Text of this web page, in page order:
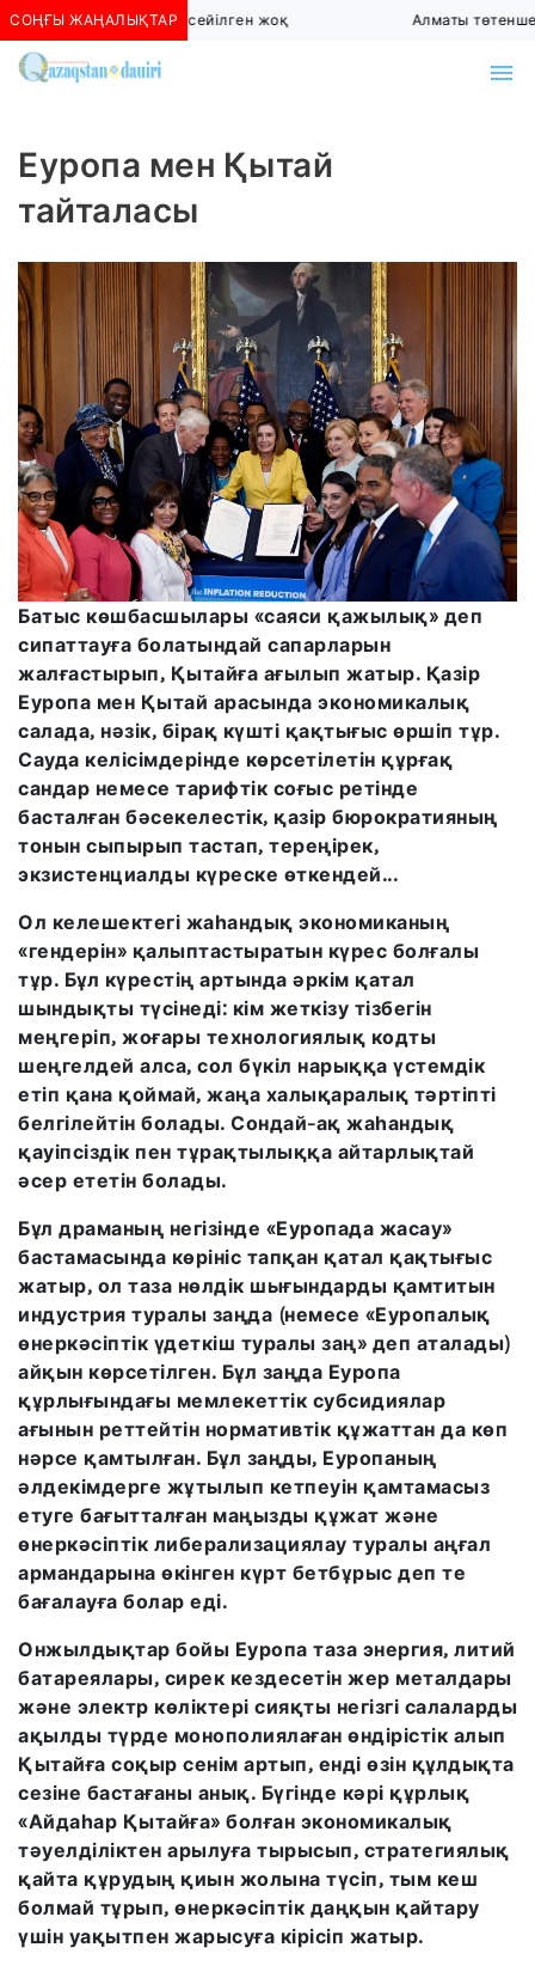
СОҢҒЫ ЖАҢАЛЫҚТАР
көшкін қаупі сейілген жоқ Алматы төтенше
Еуропа мен Қытай
тайталасы
Батыс көшбасшылары «саяси қажылық» деп
сипаттауға болатындай сапарларын
жалғастырып, Қытайға ағылып жатыр. Қазір
Еуропа мен Қытай арасында экономикалық
салада, нәзік, бірақ күшті қақтығыс өршіп тұр.
Сауда келісімдерінде көрсетілетін құрғақ
сандар немесе тарифтік соғыс ретінде
басталған бәсекелестік, қазір бюрократияның
тонын сыпырып тастап, тереңірек,
экзистенциалды күреске өткендей...
Ол келешектегі жаһандық экономиканың
«гендерін» қалыптастыратын күрес болғалы
тұр. Бұл күрестің артында әркім қатал
шындықты түсінеді: кім жеткізу тізбегін
меңгеріп, жоғары технологиялық кодты
шеңгелдей алса, сол бүкіл нарыққа үстемдік
етіп қана қоймай, жаңа халықаралық тәртіпті
белгілейтін болады. Сондай-ақ жаһандық
қауіпсіздік пен тұрақтылыққа айтарлықтай
әсер ететін болады.
Бұл драманың негізінде «Еуропада жасау»
бастамасында көрініс тапқан қатал қақтығыс
жатыр, ол таза нөлдік шығындарды қамтитын
индустрия туралы заңда (немесе «Еуропалық
өнеркәсіптік үдеткіш туралы заң» деп аталады)
айқын көрсетілген. Бұл заңда Еуропа
құрлығындағы мемлекеттік субсидиялар
ағынын реттейтін нормативтік құжаттан да көп
нәрсе қамтылған. Бұл заңды, Еуропаның
әлдекімдерге жұтылып кетпеуін қамтамасыз
етуге бағытталған маңызды құжат және
өнеркәсіптік либерализациялау туралы аңғал
армандарына өкінген күрт бетбұрыс деп те
бағалауға болар еді.
Онжылдықтар бойы Еуропа таза энергия, литий
батареялары, сирек кездесетін жер металдары
және электр көліктері сияқты негізгі салаларды
ақылды түрде монополиялаған өндірістік алып
Қытайға соқыр сенім артып, енді өзін құлдықта
сезіне бастағаны анық. Бүгінде кәрі құрлық
«Айдаһар Қытайға» болған экономикалық
тәуелділіктен арылуға тырысып, стратегиялық
қайта құрудың қиын жолына түсіп, тым кеш
болмай тұрып, өнеркәсіптік даңқын қайтару
үшін уақытпен жарысуға кірісіп жатыр.